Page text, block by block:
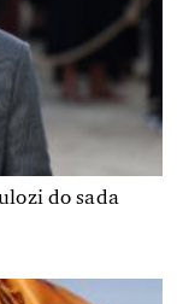
do sada